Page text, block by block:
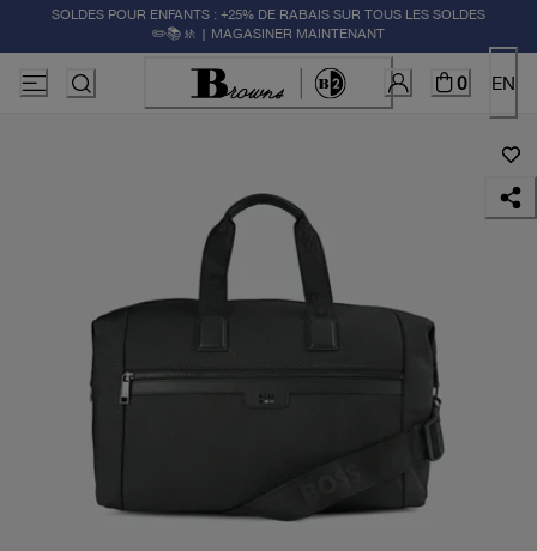
SOLDES POUR ENFANTS : +25% DE RABAIS SUR TOUS LES SOLDES
✏️📚🚸 | MAGASINER MAINTENANT
0 EN